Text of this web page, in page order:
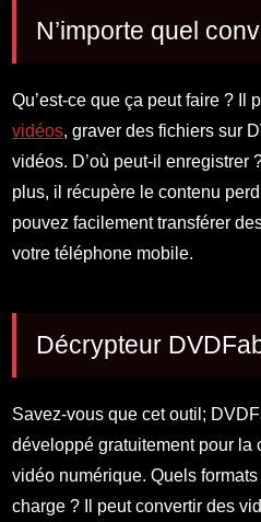
N’importe quel
Qu’est-ce que ça peut faire ? Il
vidéos, graver des fichiers sur
vidéos. D’où peut-il enregistrer
plus, il récupère le contenu
pouvez facilement transférer
votre téléphone mobile.
Décrypteur
Savez-vous que cet outil;
développé gratuitement pour la
vidéo numérique. Quels
charge ? Il peut convertir des